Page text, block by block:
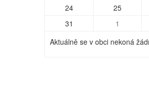
24
25
31
1
Aktuálně se v obci nekoná